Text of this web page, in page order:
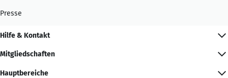
Presse
Hilfe & Kontakt
Mitgliedschaften
Hauptbereiche